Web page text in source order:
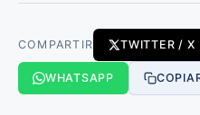
COMPARTIR TWITTER / X
WHATSAPP